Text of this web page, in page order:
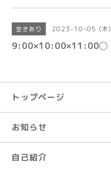
空きあり 2023-10-05 (木)
9:00×10:00×11:00◯
トップページ
お知らせ
自己紹介